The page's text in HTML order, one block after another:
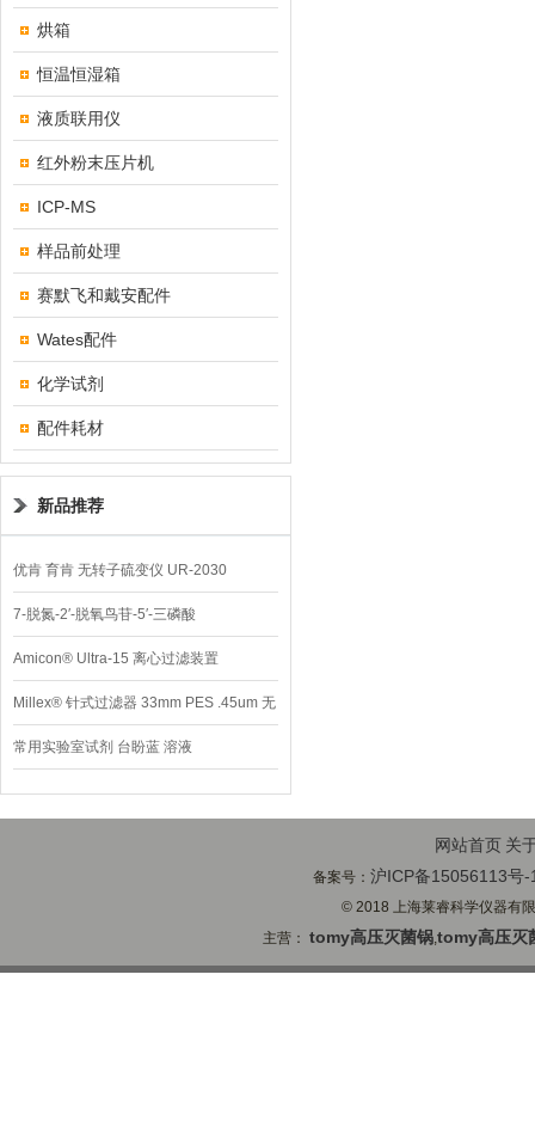
烘箱
恒温恒湿箱
液质联用仪
红外粉末压片机
ICP-MS
样品前处理
赛默飞和戴安配件
Wates配件
化学试剂
配件耗材
新品推荐
优肯 育肯 无转子硫变仪 UR-2030
7-脱氮-2′-脱氧鸟苷-5′-三磷酸
Amicon® Ultra-15 离心过滤装置
Millex® 针式过滤器 33mm PES .45um 无
菌
常用实验室试剂 台盼蓝 溶液
网站首页 关
备案号：沪ICP备15056113号-
© 2018 上海莱睿科学仪器有
主营：tomy高压灭菌锅,tomy高压灭